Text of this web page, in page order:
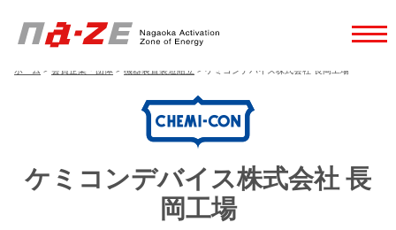
ホーム > 会員企業・団体 > 機器装置製造組立 > ケミコンデバイス株式会社 長岡工場
ケミコンデバイス株式会社 長
岡工場